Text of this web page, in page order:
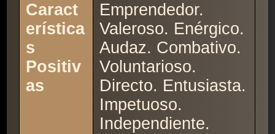
Caract
erística
s
Positiv
as
Emprendedor.
Valeroso. Enérgico.
Audaz. Combativo.
Voluntarioso.
Directo. Entusiasta.
Impetuoso.
Independiente.